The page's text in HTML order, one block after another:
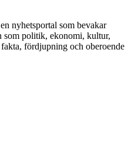
nyhetsportal som bevakar
som politik, ekonomi, kultur,
fördjupning och oberoende